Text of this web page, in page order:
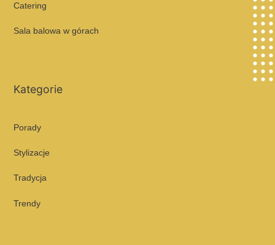
Catering
Sala balowa w górach
Kategorie
Porady
Stylizacje
Tradycja
Trendy